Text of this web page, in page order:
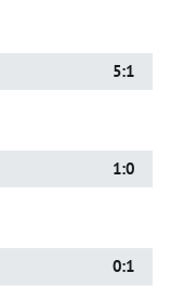
5:1
1:0
0:1